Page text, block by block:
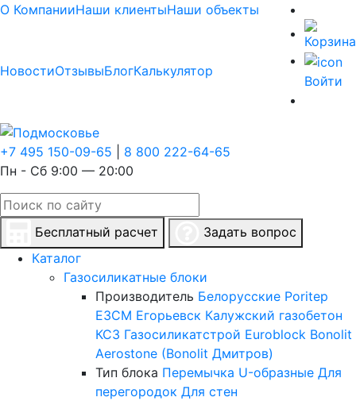
О КомпанииНаши клиентыНаши объекты
НовостиОтзывыБлогКалькулятор
Войти
+7 495 150-09-65
8 800 222-64-65
Пн - Сб 9:00 — 20:00
Бесплатный расчет
Задать вопрос
Каталог
Газосиликатные блоки
Производитель Белорусские Poritep
ЕЗСМ Егорьевск Калужский газобетон
КСЗ Газосиликатстрой Euroblock Bonolit
Aerostone (Bonolit Дмитров)
Тип блока Перемычка U-образные Для
перегородок Для стен